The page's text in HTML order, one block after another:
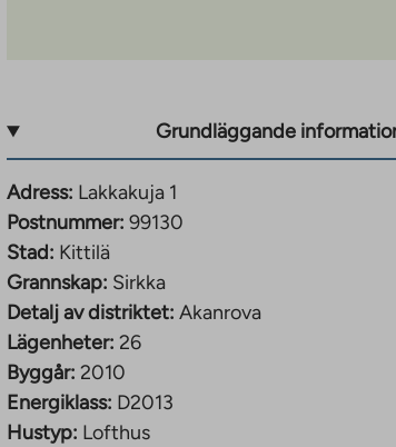
Grundläggande
Adress: Lakkakuja 1
Postnummer: 99130
Stad: Kittilä
Grannskap: Sirkka
Detalj av distriktet: Akanrova
Lägenheter: 26
Byggår: 2010
Energiklass: D2013
Hustyp: Lofthus